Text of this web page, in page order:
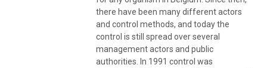
there have been many different actors
and control methods, and today the
control is still spread over several
management actors and public
authorities. In 1991 control was